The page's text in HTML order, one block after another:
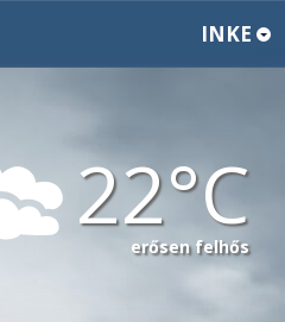
INKE
22
erősen felhős